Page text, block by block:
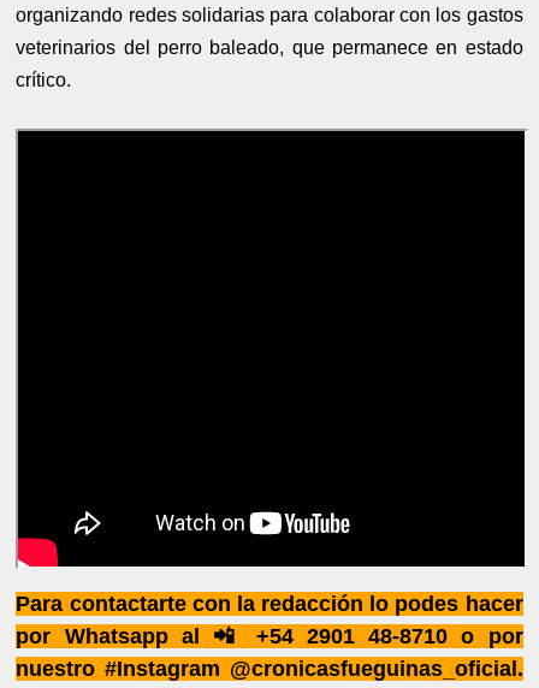
organizando redes solidarias para colaborar con los gastos
veterinarios del perro baleado, que permanece en estado
crítico.
Para contactarte con la redacción lo podes hacer
por Whatsapp al 📲 +54 2901 48-8710 o por
nuestro #Instagram @cronicasfueguinas_oficial.